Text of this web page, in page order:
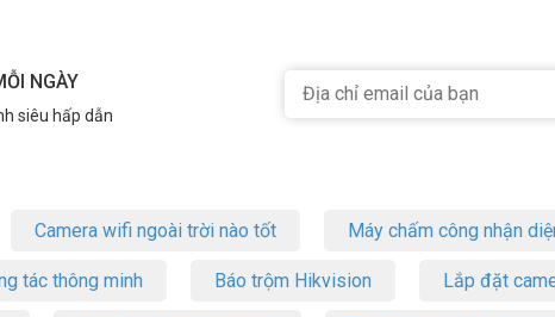
NGÀY
siêu hấp dẫn
Camera wifi ngoài trời nào tốt Máy chấm công nhận
tác thông minh Báo trộm Hikvision Lắp đặt